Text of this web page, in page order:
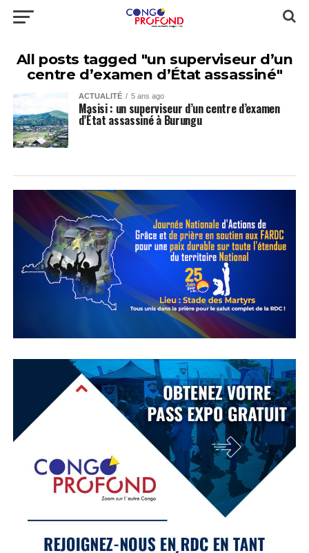
All posts tagged "un superviseur d’un
centre d’examen d’État assassiné"
ACTUALITÉ 5 ans ago
Masisi : un superviseur d’un centre d’examen
d’État assassiné à Burungu